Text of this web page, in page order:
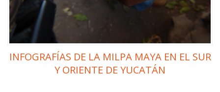
INFOGRAFÍAS DE LA MILPA MAYA EN EL SUR
Y ORIENTE DE YUCATÁN